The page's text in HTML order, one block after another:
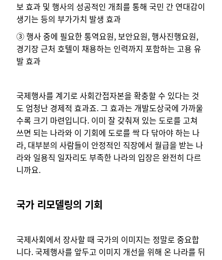
보 효과 및 행사의 성공적인 개최를 통해 국민 간 연대감이
생기는 등의 부가가치 발생 효과
③ 행사 중에 필요한 통역요원, 보안요원, 행사진행요원,
경기장 근처 호텔이 채용하는 인력까지 포함하는 고용 유
발 효과
국제행사를 계기로 사회간접자본을 확충할 수 있다는 것
도 엄청난 경제적 효과죠. 그 효과는 개발도상국에 가까울
수록 크기 마련입니다. 이미 잘 갖춰져 있는 도로를 고쳐
쓰면 되는 나라와 이 기회에 도로를 싹 다 닦아야 하는 나
라, 대부분의 사람들이 안정적인 직장에서 월급을 받는 나
라와 일용직 일자리도 부족한 나라의 입장은 완전히 다르
니까요.
국가 리모델링의 기회
국제사회에서 장사할 때 국가의 이미지는 정말로 중요합
니다. 국제행사를 앞두고 이미지 개선을 위해 온 나라를 뒤